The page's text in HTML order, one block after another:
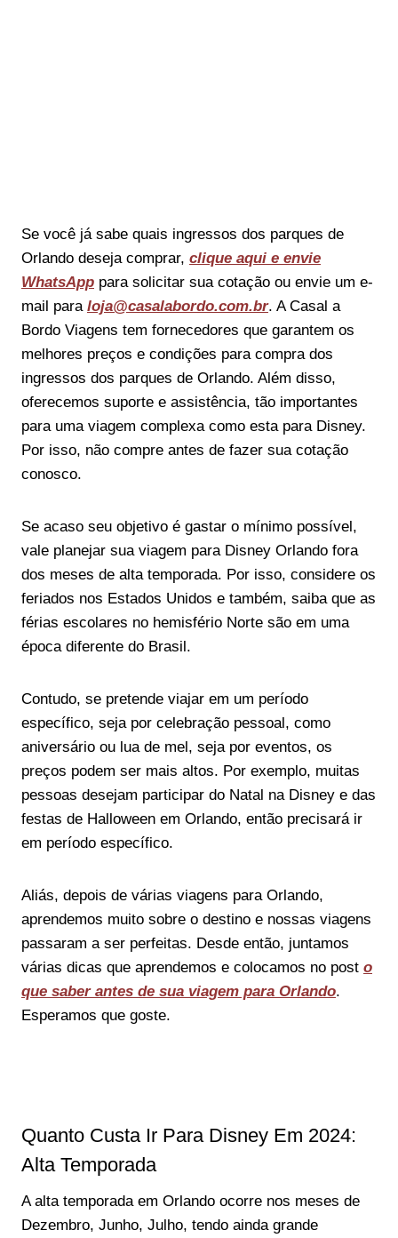
Se você já sabe quais ingressos dos parques de
Orlando deseja comprar, clique aqui e envie
WhatsApp para solicitar sua cotação ou envie um e-
mail para loja@casalabordo.com.br. A Casal a
Bordo Viagens tem fornecedores que garantem os
melhores preços e condições para compra dos
ingressos dos parques de Orlando. Além disso,
oferecemos suporte e assistência, tão importantes
para uma viagem complexa como esta para Disney.
Por isso, não compre antes de fazer sua cotação
conosco.
Se acaso seu objetivo é gastar o mínimo possível,
vale planejar sua viagem para Disney Orlando fora
dos meses de alta temporada. Por isso, considere os
feriados nos Estados Unidos e também, saiba que as
férias escolares no hemisfério Norte são em uma
época diferente do Brasil.
Contudo, se pretende viajar em um período
específico, seja por celebração pessoal, como
aniversário ou lua de mel, seja por eventos, os
preços podem ser mais altos. Por exemplo, muitas
pessoas desejam participar do Natal na Disney e das
festas de Halloween em Orlando, então precisará ir
em período específico.
Aliás, depois de várias viagens para Orlando,
aprendemos muito sobre o destino e nossas viagens
passaram a ser perfeitas. Desde então, juntamos
várias dicas que aprendemos e colocamos no post o
que saber antes de sua viagem para Orlando.
Esperamos que goste.
Quanto Custa Ir Para Disney Em 2024:
Alta Temporada
A alta temporada em Orlando ocorre nos meses de
Dezembro, Junho, Julho, tendo ainda grande